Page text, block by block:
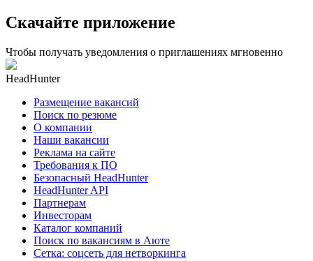
Скачайте приложение
Чтобы получать уведомления о приглашениях мгновенно
HeadHunter
Размещение вакансий
Поиск по резюме
О компании
Наши вакансии
Реклама на сайте
Требования к ПО
Безопасный HeadHunter
HeadHunter API
Партнерам
Инвесторам
Каталог компаний
Поиск по вакансиям в Аюте
Сетка: соцсеть для нетворкинга